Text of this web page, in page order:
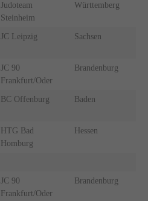
Judoteam
Steinheim
Württemberg
JC Leipzig Sachsen
JC 90
Frankfurt/Oder
Brandenburg
BC Offenburg Baden
HTG Bad
Homburg
Hessen
JC 90
Frankfurt/Oder
Brandenburg